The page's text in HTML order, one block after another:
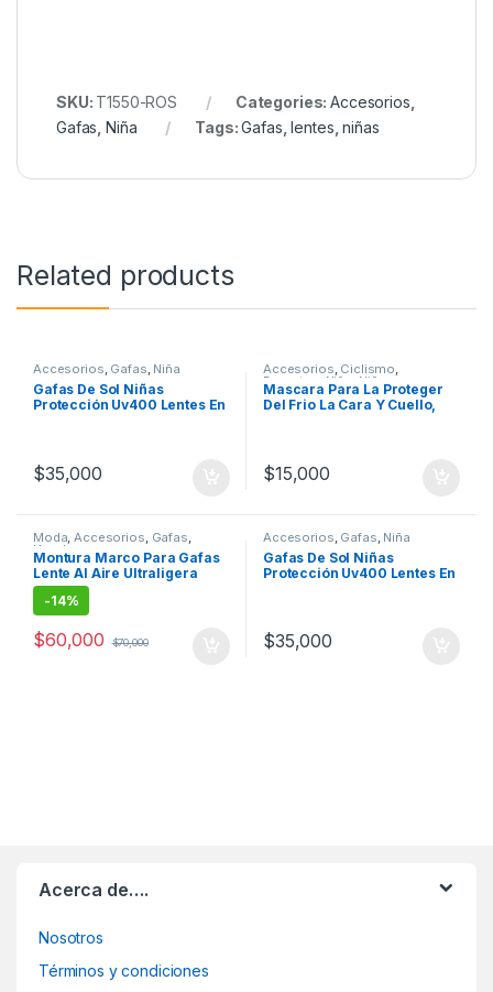
SKU: T1550-ROS Categories:Accesorios
Gafas ,Niña Tags:Gafas ,lentes ,niñas
Related products
Accesorios, Gafas, Niña
Gafas De Sol Niñas
Protección Uv400 Lentes En
$35,000
Accesorios, Ciclismo,
Deportes Niña Niño
Mascara Para La Proteger
Del Frio La Cara Y Cuello,
$15,000
Moda,Accesorios, Gafas,
Hombre
Montura Marco Para Gafas
Lente Al Aire Ultraligera
-14%
$60,000 $70,000
Accesorios, Gafas, Niña
Gafas De Sol Niñas
Protección Uv400 Lentes En
$35,000
Acerca de….
Nosotros
Términos y condiciones